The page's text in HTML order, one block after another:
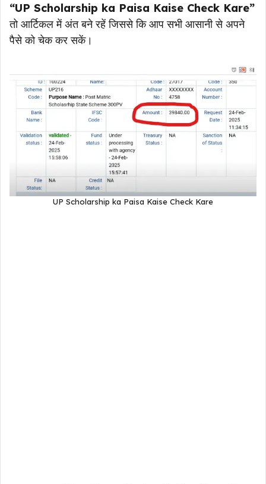
“UP Scholarship ka Paisa Kaise Check Kare”
तो आर्टिकल में अंत बने रहें जिससे कि आप सभी आसानी से अपने
पैसे को चेक कर सकें।
UP Scholarship ka Paisa Kaise Check Kare